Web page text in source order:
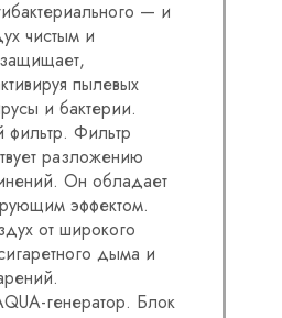
— и
чистым и
пылевых
и бактерии.
фильтр. Фильтр
разложению
Он обладает
эффектом.
от широкого
дыма и
генератор. Блок